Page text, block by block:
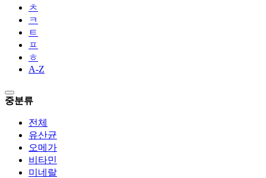
ㅊ
ㅋ
ㅌ
ㅍ
ㅎ
A-Z
중분류
전체
유산균
오메가
비타민
미네랄